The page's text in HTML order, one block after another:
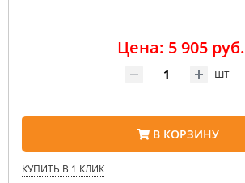
Цена: 5 905 руб.
шт
В КОРЗИНУ
КУПИТЬ В 1 КЛИК